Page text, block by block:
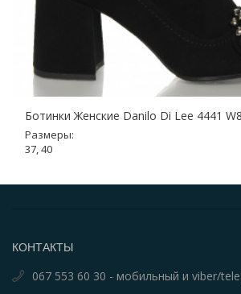
Ботинки Женские Danilo Di Lee 4441 W8
Размеры:
37, 40
КОНТАКТЫ
067 553 60 30 - мобильный и viber/